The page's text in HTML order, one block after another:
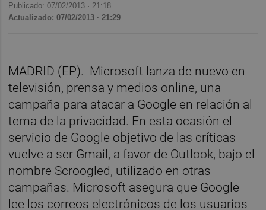
Publicado: 07/02/2013 · 21:18
Actualizado: 07/02/2013 · 21:29
MADRID (EP). Microsoft lanza de nuevo en
televisión, prensa y medios online, una
campaña para atacar a Google en relación al
tema de la privacidad. En esta ocasión el
servicio de Google objetivo de las críticas
vuelve a ser Gmail, a favor de Outlook, bajo el
nombre Scroogled, utilizado en otras
campañas. Microsoft asegura que Google
lee los correos electrónicos de los usuarios